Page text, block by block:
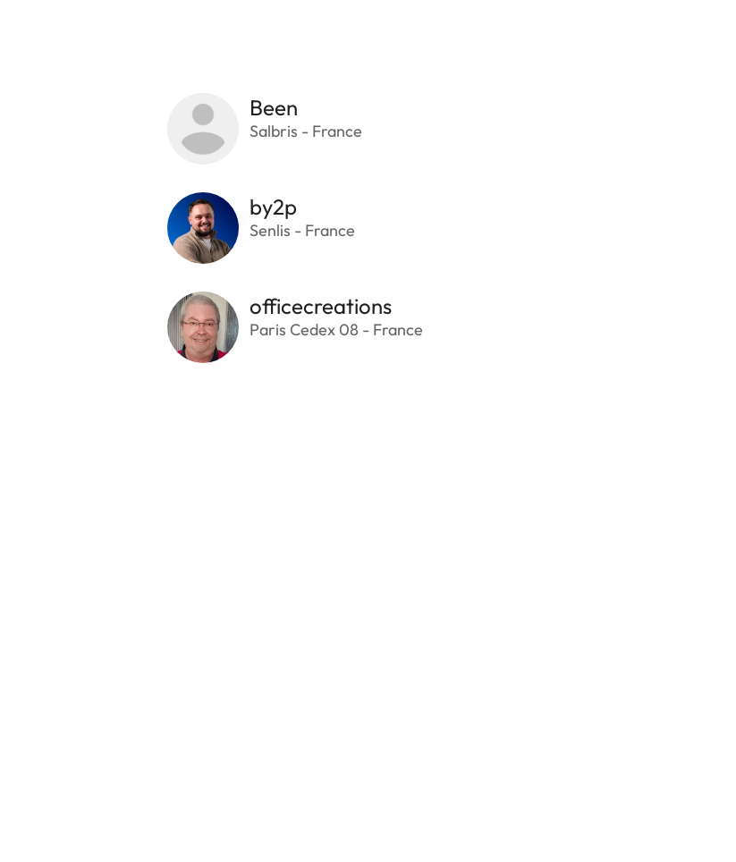
Been
Salbris - France
by2p
Senlis - France
officecreations
Paris Cedex 08 - France